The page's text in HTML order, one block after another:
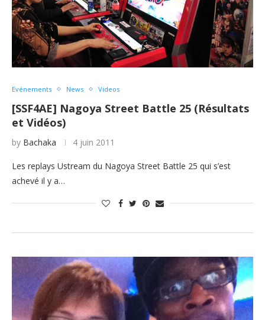
Evénements News Videos
[SSF4AE] Nagoya Street Battle 25 (Résultats
et Vidéos)
by Bachaka 4 juin 2011
Les replays Ustream du Nagoya Street Battle 25 qui s’est
achevé il y a…